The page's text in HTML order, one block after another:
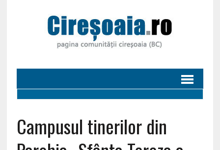
Campusul tinerilor din